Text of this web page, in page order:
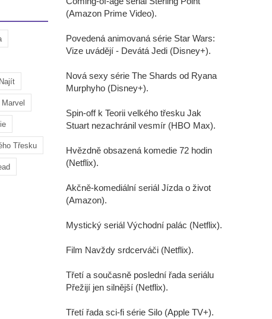
Marvel
Třesku
(Amazon Prime Video).
Povedená animovaná série Star Wars:
Vize uvádějí - Devátá Jedi (Disney+).
Nová sexy série The Shards od Ryana
Murphyho (Disney+).
Spin-off k Teorii velkého třesku Jak
Stuart nezachránil vesmír (HBO Max).
Hvězdně obsazená komedie 72 hodin
(Netflix).
Akčně-komediální seriál Jízda o život
(Amazon).
Mystický seriál Východní palác (Netflix).
Film Navždy srdcerváči (Netflix).
Třetí a současně poslední řada seriálu
Přežijí jen silnější (Netflix).
Třetí řada sci-fi série Silo (Apple TV+).